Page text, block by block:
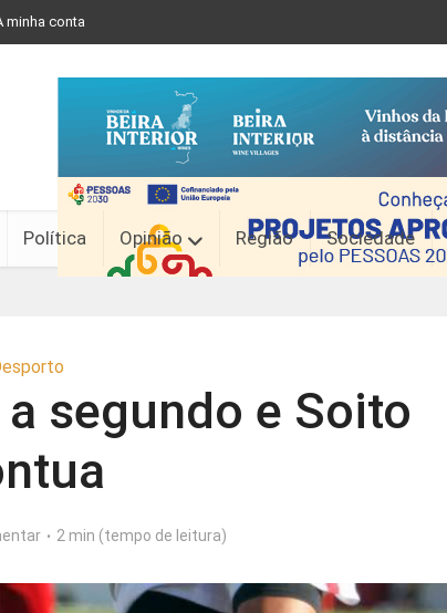
minha conta
Política Opinião Região Sociedade
segundo e Soito
2 min (tempo de leitura)